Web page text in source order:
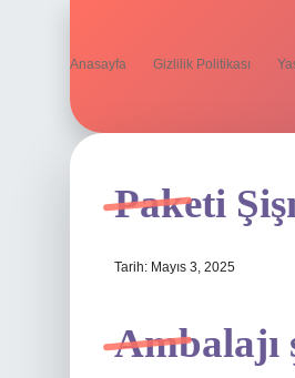
Anasayfa Gizlilik Politikası
Paketi
Tarih: Mayıs 3, 2025
Ambalajı